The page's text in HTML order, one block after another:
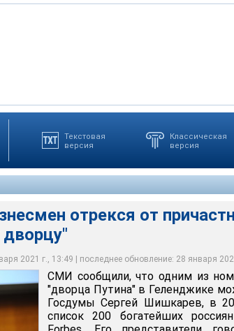
Текстовая
версия
Классическая
версия
отрекся от
2021 г., 13:49 | последнее обновление: 28 января
Сергей Шишкарев, в 2020 году вошедший в
по версии журнала Forbes
говорят, что Шишкарев облюбовал
и не имеет к нему отношения
/ YouTube
СМИ сообщили, что одним из
"дворца Путина" в Геленджике
Госдумы Сергей Шишкарев, в
список 200 богатейших